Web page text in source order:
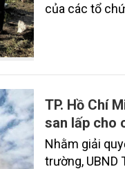
của các tổ
TP. Hồ Chí
san lấp cho
Nhằm giải
trường, UBND